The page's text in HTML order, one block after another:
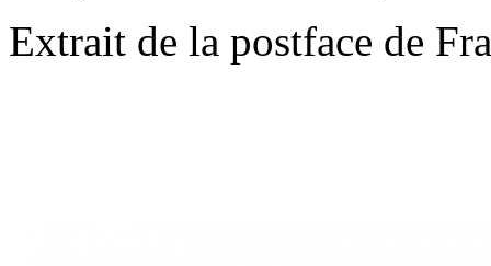
Extrait de la postface de